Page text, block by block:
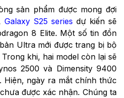
sản phẩm được mong đợi
Galaxy S25 series dự kiến sẽ
8 Elite. Một số tin đồn
Ultra mới được trang bị bộ
khi, hai model còn lại sẽ
2500 và Dimensity 9400
ngày ra mắt chính thức
được xác nhận. Chúng ta